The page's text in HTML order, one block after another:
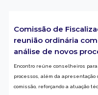
Comissão de
reunião ordinária
análise de novos
Encontro reúne conselheiros
processos, além da
comissão, reforçando a atuação